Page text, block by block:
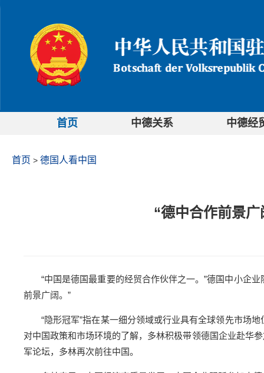
首页 中德关系 中德经
首页 > 德国人看中国
“德中合作前景
“中国是德国最重要的经贸合作伙伴之一。”德国中小企
前景广阔。”
“隐形冠军”指在某一细分领域或行业具有全球领先市场
对中国政策和市场环境的了解，多林积极带领德国企业赴华
军论坛，多林再次前往中国。